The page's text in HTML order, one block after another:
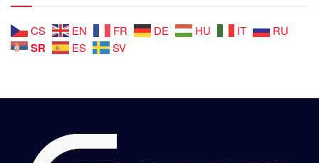
CS EN FR DE HU IT RU
SR ES SV